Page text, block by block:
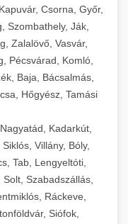
Csorna, Győr,
Szombathely, Ják,
Zalalövő, Vasvár,
Pécsvárad, Komló,
Baja, Bácsalmás,
Hőgyész, Tamási
Kadarkút,
Villány, Bóly,
Tab, Lengyeltóti,
Szabadszállás,
Ráckeve,
Siófok,